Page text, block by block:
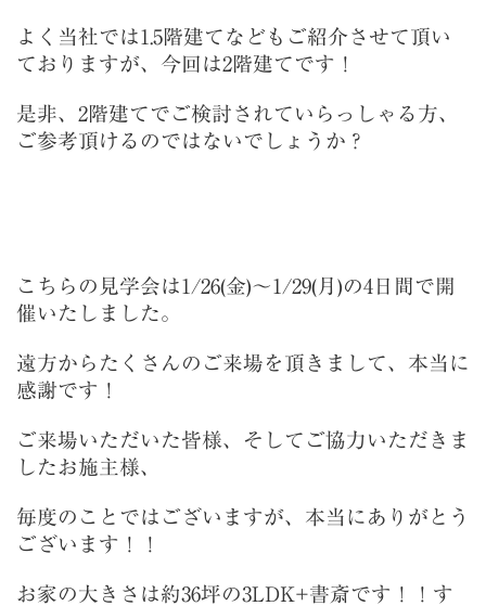
よく当社では1.5階建てなどもご紹介させて頂い
ておりますが、今回は2階建てです！
是非、2階建てでご検討されていらっしゃる方、
ご参考頂けるのではないでしょうか？
こちらの見学会は1/26(金)～1/29(月)の4日間で開
催いたしました。
遠方からたくさんのご来場を頂きまして、本当に
感謝です！
ご来場いただいた皆様、そしてご協力いただきま
したお施主様、
毎度のことではございますが、本当にありがとう
ございます！！
お家の大きさは約36坪の3LDK+書斎です！！す